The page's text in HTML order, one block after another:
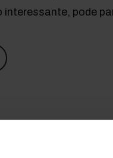
interessante, pode